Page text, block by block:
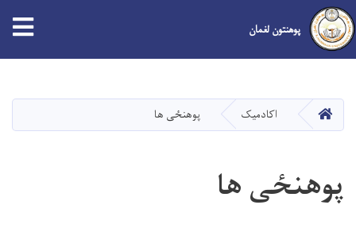
main
content
پوهنتون لغمان
صفحه اصلیاکادمیک پوهنځی ها
پوهنځی ها